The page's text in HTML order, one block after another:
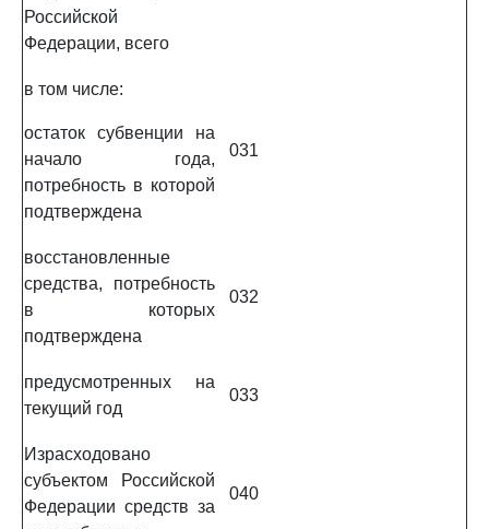
Российской
Федерации, всего
в том числе:
остаток субвенции на
начало года,
потребность в которой
подтверждена
031
восстановленные
средства, потребность
в которых
подтверждена
032
предусмотренных на
текущий год
033
Израсходовано
субъектом Российской
Федерации средств за
040